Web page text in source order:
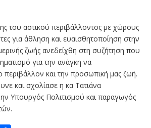
του αστικού περιβάλλοντος με χώρους
για άθληση και ευαισθητοποίηση στην
ζωής ανεδείχθη στη συζήτηση που
για την ανάγκη να
και την προσωπική μας ζωή.
και σχολίασε η κα Τατιάνα
Υπουργός Πολιτισμού και παραγωγός